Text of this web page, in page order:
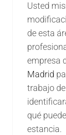
Usted
de esta
empresa
Madrid
trabajo
qué
estancia.